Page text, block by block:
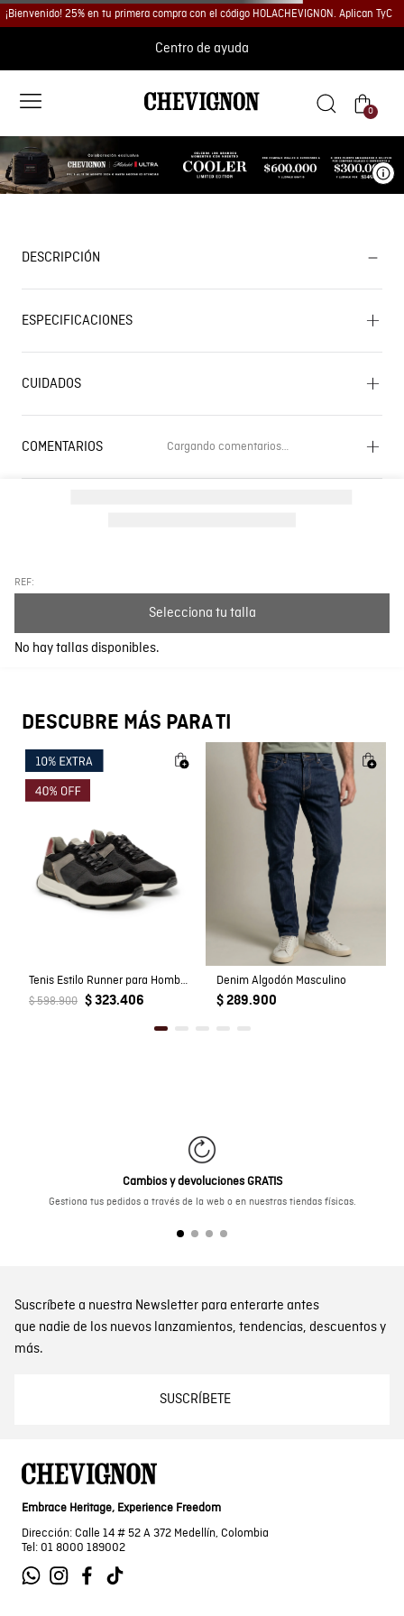
¡Bienvenido! 25% en tu primera compra con el código HOLACHEVIGNON. Aplican TyC
Centro de ayuda
0
REF:
Selecciona tu talla
No hay tallas disponibles.
DESCRIPCIÓN
ESPECIFICACIONES
CUIDADOS
COMENTARIOS Cargando comentarios…
Cargando el resumen…
DESCUBRE MÁS PARA TI
Tenis Estilo Runner para Hombre
$ 598.900 $ 323.406
Denim Algodón Masculino
$ 289.900
Cambios y devoluciones GRATIS
Gestiona tus pedidos a través de la web o en nuestras tiendas físicas.
Suscríbete a nuestra Newsletter para enterarte antes
que nadie de los nuevos lanzamientos, tendencias, descuentos y
más.
SUSCRÍBETE
Embrace Heritage, Experience Freedom
Dirección: Calle 14 # 52 A 372 Medellín, Colombia
Tel: 01 8000 189002